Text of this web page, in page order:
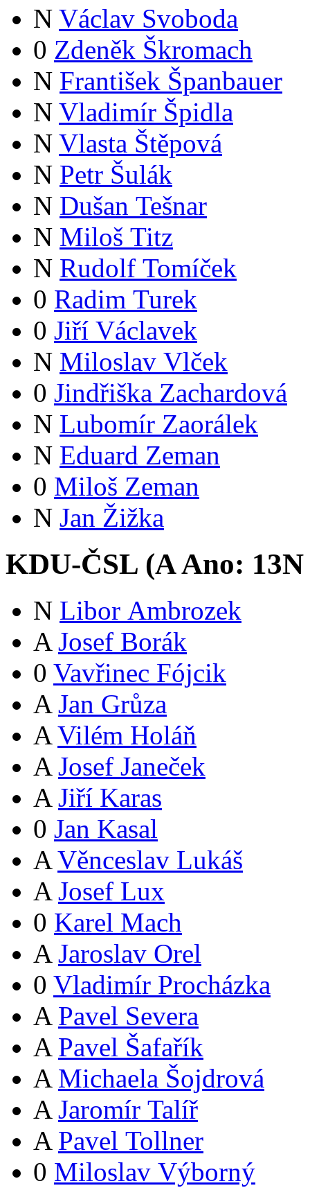
N Václav Svoboda
0 Zdeněk Škromach
N František Španbauer
N Vladimír Špidla
N Vlasta Štěpová
N Petr Šulák
N Dušan Tešnar
N Miloš Titz
N Rudolf Tomíček
0 Radim Turek
0 Jiří Václavek
N Miloslav Vlček
0 Jindřiška Zachardová
N Lubomír Zaorálek
N Eduard Zeman
0 Miloš Zeman
N Jan Žižka
KDU-ČSL (AAno: 13N
N Libor Ambrozek
A Josef Borák
0 Vavřinec Fójcik
A Jan Grůza
A Vilém Holáň
A Josef Janeček
A Jiří Karas
0 Jan Kasal
A Věnceslav Lukáš
A Josef Lux
0 Karel Mach
A Jaroslav Orel
0 Vladimír Procházka
A Pavel Severa
A Pavel Šafařík
A Michaela Šojdrová
A Jaromír Talíř
A Pavel Tollner
0 Miloslav Výborný